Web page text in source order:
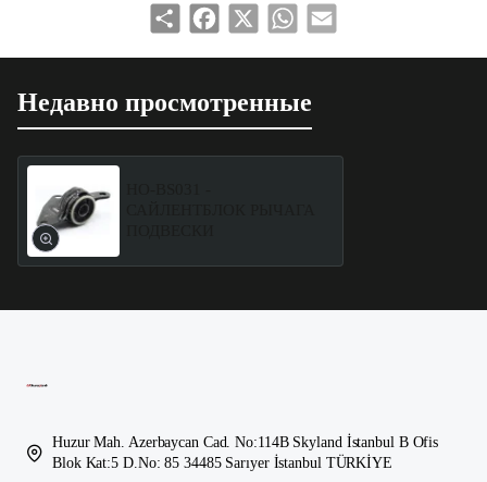
Share Facebook WhatsApp
Недавно просмотренные
Huzur Mah. Azerbaycan Cad. No:114B Skyland İstanbul B Ofis
Blok Kat:5 D.No: 85 34485 Sarıyer İstanbul TÜRKİYE